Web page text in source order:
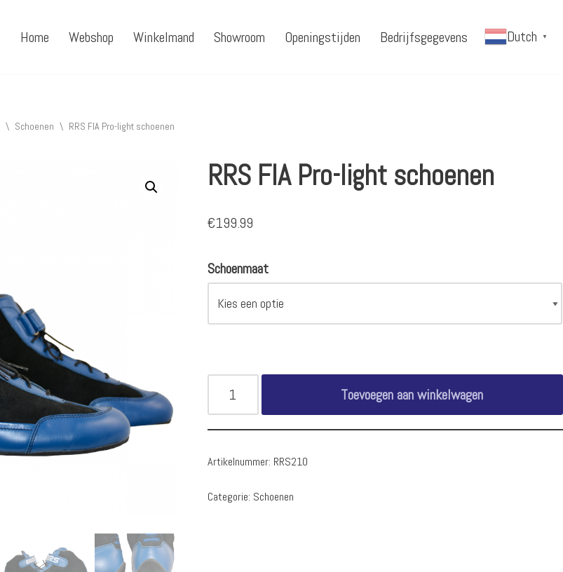
Home Webshop Winkelmand Showroom Openingstijden Bedrijfsgegevens Dutch ▼
\ Schoenen \ RRS FIA Pro-light schoenen
RRS FIA Pro-light schoenen
€199.99
Schoenmaat
Toevoegen aan winkelwagen
Artikelnummer: RRS210
Categorie: Schoenen